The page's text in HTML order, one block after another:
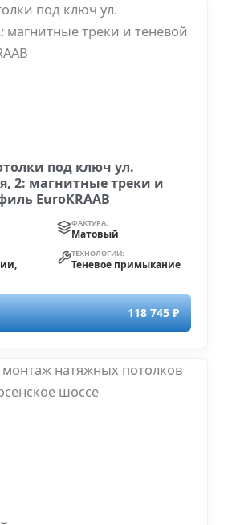
под ключ ул.
2: магнитные треки и
EuroKRAAB
ФАКТУРА:
Матовый
ТЕХНОЛОГИИ:
Теневое примыкание
118 745 ₽